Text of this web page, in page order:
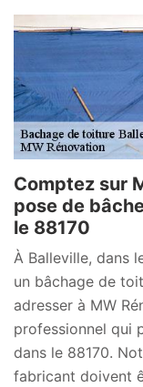
Comptez sur
pose de
le 88170
À Balleville, dans
un bâchage de
adresser à MW
professionnel qui
dans le 88170.
fabricant doivent